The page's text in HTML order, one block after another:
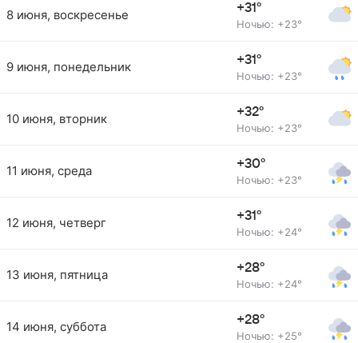
8 июня, воскресенье +31°
Ночью: +23°
9 июня, понедельник +31°
Ночью: +23°
10 июня, вторник +32°
Ночью: +23°
11 июня, среда +30°
Ночью: +23°
12 июня, четверг +31°
Ночью: +24°
13 июня, пятница +28°
Ночью: +24°
14 июня, суббота +28°
Ночью: +25°